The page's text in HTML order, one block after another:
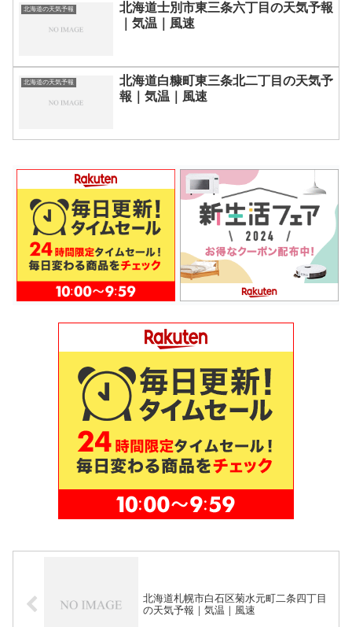
北海道の天気予報
北海道士別市東三条六丁目の天気予報
｜気温｜風速
北海道の天気予報
北海道白糠町東三条北二丁目の天気予
報｜気温｜風速
北海道札幌市白石区菊水元町二条四丁目
の天気予報｜気温｜風速